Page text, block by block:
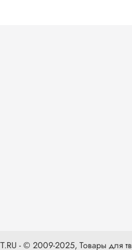
- © 2009-2025, Товары для